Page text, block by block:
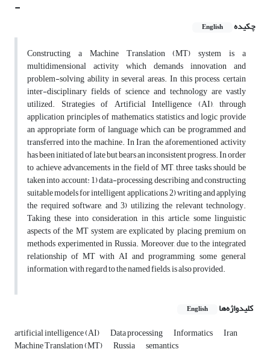
-
چکیده English
Constructing a Machine Translation (MT) system is a
multidimensional activity which demands innovation and
problem-solving ability in several areas. In this process, certain
inter-disciplinary fields of science and technology are vastly
utilized. Strategies of Artificial Intelligence (AI), through
application principles of mathematics, statistics and logic provide
an appropriate form of language which can be programmed and
transferred into the machine. In Iran, the aforementioned activity
has been initiated of late but bears an inconsistent progress. In order
to achieve advancements in the field of MT, three tasks should be
taken into account: 1) data-processing, describing and constructing
suitable models for intelligent applications, 2) writing and applying
the required software, and 3) utilizing the relevant technology.
Taking these into consideration, in this article, some linguistic
aspects of the MT system are explicated by placing premium on
methods experimented in Russia. Moreover, due to the integrated
relationship of MT with AI and programming, some general
information, with regard to the named fields, is also provided.
کلیدواژه‌ها English
artificial intelligence (AI) Data processing Informatics Iran
Machine Translation (MT) Russia semantics